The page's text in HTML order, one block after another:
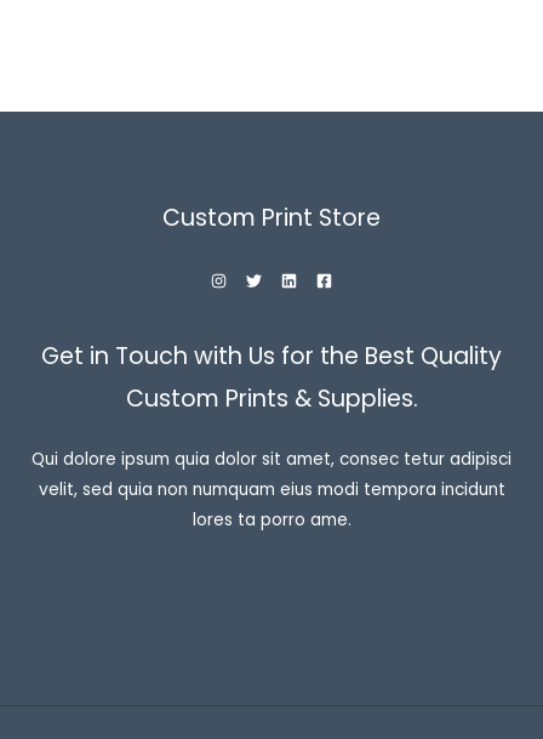
Custom Print Store
Get in Touch with Us for the Best Quality
Custom Prints & Supplies.
Qui dolore ipsum quia dolor sit amet, consec tetur adipisci
velit, sed quia non numquam eius modi tempora incidunt
lores ta porro ame.